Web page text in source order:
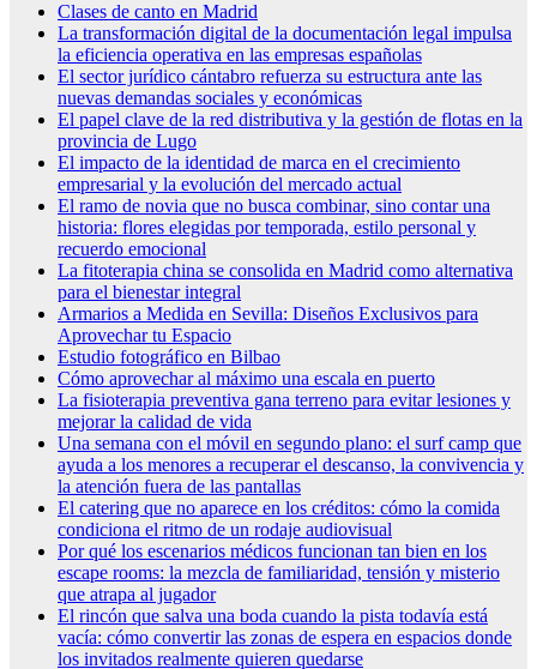
Clases de canto en Madrid
La transformación digital de la documentación legal impulsa
la eficiencia operativa en las empresas españolas
El sector jurídico cántabro refuerza su estructura ante las
nuevas demandas sociales y económicas
El papel clave de la red distributiva y la gestión de flotas en la
provincia de Lugo
El impacto de la identidad de marca en el crecimiento
empresarial y la evolución del mercado actual
El ramo de novia que no busca combinar, sino contar una
historia: flores elegidas por temporada, estilo personal y
recuerdo emocional
La fitoterapia china se consolida en Madrid como alternativa
para el bienestar integral
Armarios a Medida en Sevilla: Diseños Exclusivos para
Aprovechar tu Espacio
Estudio fotográfico en Bilbao
Cómo aprovechar al máximo una escala en puerto
La fisioterapia preventiva gana terreno para evitar lesiones y
mejorar la calidad de vida
Una semana con el móvil en segundo plano: el surf camp que
ayuda a los menores a recuperar el descanso, la convivencia y
la atención fuera de las pantallas
El catering que no aparece en los créditos: cómo la comida
condiciona el ritmo de un rodaje audiovisual
Por qué los escenarios médicos funcionan tan bien en los
escape rooms: la mezcla de familiaridad, tensión y misterio
que atrapa al jugador
El rincón que salva una boda cuando la pista todavía está
vacía: cómo convertir las zonas de espera en espacios donde
los invitados realmente quieren quedarse